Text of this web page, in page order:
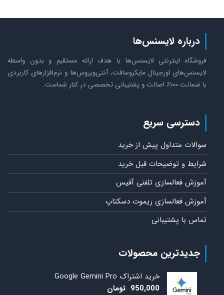
درباره لایسنس‌ها
فروشگاه اینترنتی لایسنس‌ها با هدف ارائه مستقیم و بدون واسطه
لایسنس‌های اورجینال مایکروسافت، آنتی‌ویروس‌ها و نرم‌افزارهای کاربردی
با ضمانت ۱۰۰٪ اصالت و پشتیبانی تخصصی در کنار شماست.
دسترسی سریع
سوالات متداول پیش از خرید
شرایط و توضیحات قبل خرید
آموزش فعالسازی تلفنی آفیس
آموزش فعالسازی ریموت دسکتاپ
تماس با پشتیبانی
جدیدترین محصولات
خرید اشتراک Google Gemini Pro
950,000 تومان